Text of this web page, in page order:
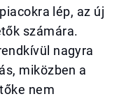
lép, az új
számára.
nagyra
miközben a
nem